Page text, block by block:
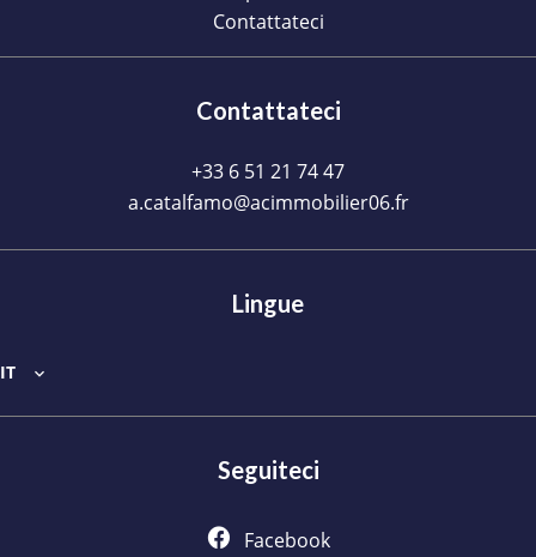
Contattateci
Contattateci
+33 6 51 21 74 47
a.catalfamo@acimmobilier06.fr
Lingue
IT
Seguiteci
Facebook